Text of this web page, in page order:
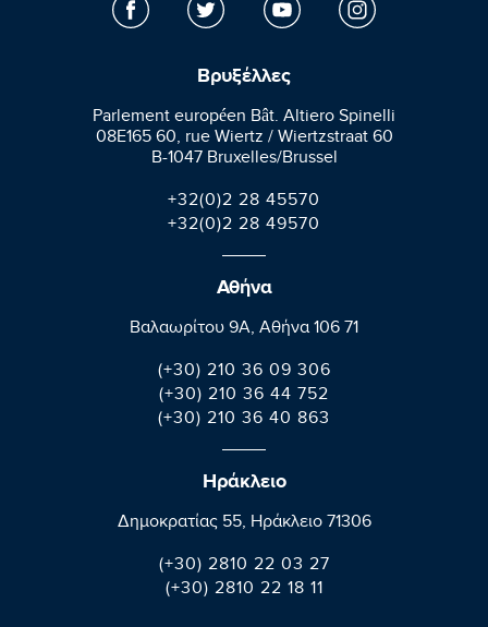
Βρυξέλλες
Parlement européen Bât. Altiero Spinelli
08E165 60, rue Wiertz / Wiertzstraat 60
B-1047 Bruxelles/Brussel
+32(0)2 28 45570
+32(0)2 28 49570
Αθήνα
Βαλαωρίτου 9A, Aθήνα 106 71
(+30) 210 36 09 306
(+30) 210 36 44 752
(+30) 210 36 40 863
Ηράκλειο
Δημοκρατίας 55, Ηράκλειο 71306
(+30) 2810 22 03 27
(+30) 2810 22 18 11